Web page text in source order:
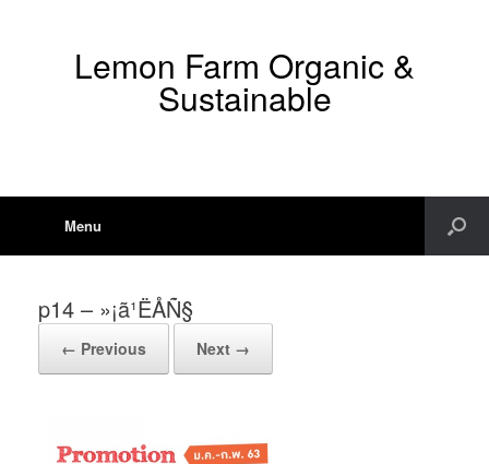
Lemon Farm Organic &
Sustainable
Menu
p14 – »¡ã¹ËÅÑ§
← Previous Next →